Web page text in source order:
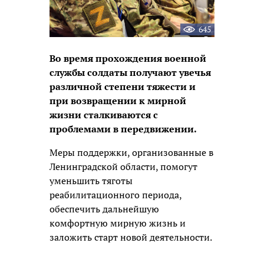
645
Во время прохождения военной
службы солдаты получают увечья
различной степени тяжести и
при возвращении к мирной
жизни сталкиваются с
проблемами в передвижении.
Меры поддержки, организованные в
Ленинградской области, помогут
уменьшить тяготы
реабилитационного периода,
обеспечить дальнейшую
комфортную мирную жизнь и
заложить старт новой деятельности.